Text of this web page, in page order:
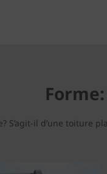
S’agit-il d’une toiture